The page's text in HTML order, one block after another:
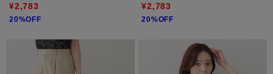
¥2,783
20%OFF
¥2,783
20%OFF